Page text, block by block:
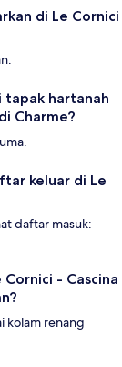
di Le Cornici
hartanah
Charme?
keluar di Le
daftar masuk:
- Cascina
kolam renang